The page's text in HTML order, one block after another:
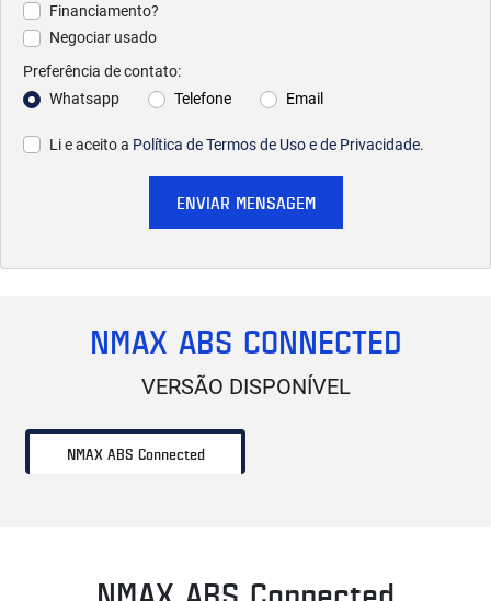
Financiamento?
Negociar usado
Preferência de contato:
Whatsapp
Telefone Email
Li e aceito a Política de Termos de Uso e de Privacidade.
ENVIAR MENSAGEM
NMAX ABS CONNECTED
VERSÃO DISPONÍVEL
NMAX ABS Connected